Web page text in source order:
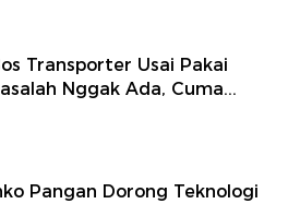
Transporter Usai Pakai
Nggak Ada, Cuma...
Pangan Dorong Teknologi